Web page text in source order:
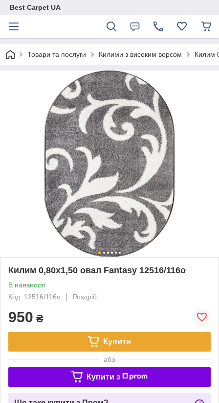
Best Carpet UA
Товари та послуги Килими з високим ворсом Килим
Килим 0,80х1,50 овал Fantasy 12516/116о
В наявності
Код: 12516/116о
Роздріб
950 ₴
Купити
або
Купити з